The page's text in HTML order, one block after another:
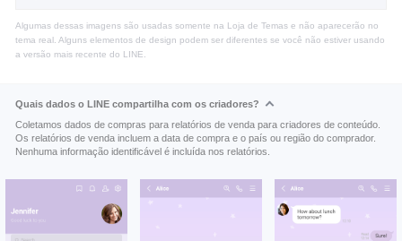
Algumas dessas imagens são usadas somente na Loja de Temas e não aparecerão no
tema real. Alguns elementos de design podem ser diferentes se você não estiver usando
a versão mais recente do LINE.
Quais dados o LINE compartilha com os criadores?
Coletamos dados de compras para relatórios de venda para criadores de conteúdo.
Os relatórios de venda incluem a data de compra e o país ou região do comprador.
Nenhuma informação identificável é incluída nos relatórios.